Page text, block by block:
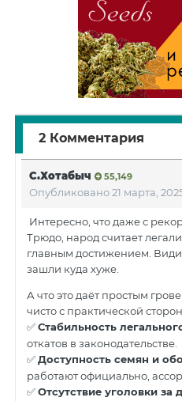
2 Комментария
С.Хотабыч 55,149
Опубликовано21 марта,
Интересно, что даже с
Трюдо, народ считает
главным достижением.
зашли куда хуже.
А что это даёт простым
чисто с практической
✅ Стабильность
откатов в законодательстве.
✅ Доступность семян и
работают официально,
✅ Отсутствие уголовки